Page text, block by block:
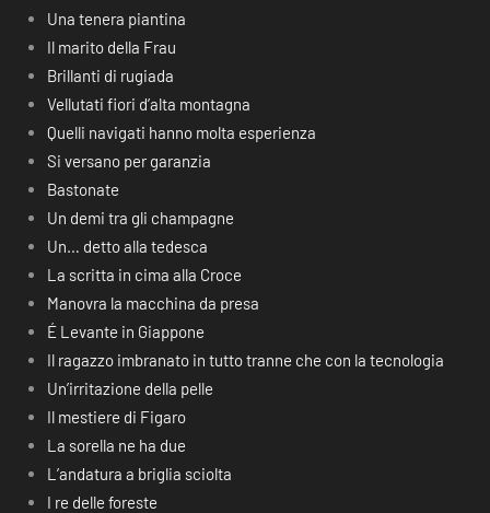
Una tenera piantina
Il marito della Frau
Brillanti di rugiada
Vellutati fiori d’alta montagna
Quelli navigati hanno molta esperienza
Si versano per garanzia
Bastonate
Un demi tra gli champagne
Un… detto alla tedesca
La scritta in cima alla Croce
Manovra la macchina da presa
É Levante in Giappone
Il ragazzo imbranato in tutto tranne che con la tecnologia
Un’irritazione della pelle
Il mestiere di Figaro
La sorella ne ha due
L’andatura a briglia sciolta
I re delle foreste